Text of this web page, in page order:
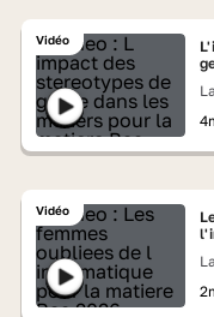
Vidéo
Vidéo